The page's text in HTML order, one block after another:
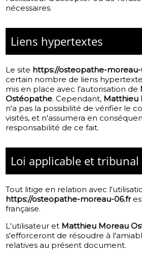
nécessaires.
Liens hypertextes
Le site https://osteopathe-moreau-
certain nombre de liens
mis en place avec l'autorisation de
Ostéopathe. Cependant, Matthieu
n'a pas la possibilité de vérifier le
visités, et n'assumera en
responsabilité de ce fait.
Loi applicable et
Tout litige en relation avec
https://osteopathe-moreau-06.fr
française.
L'utilisateur et Matthieu Moreau
s'efforceront de résoudre à
relatives au présent document.